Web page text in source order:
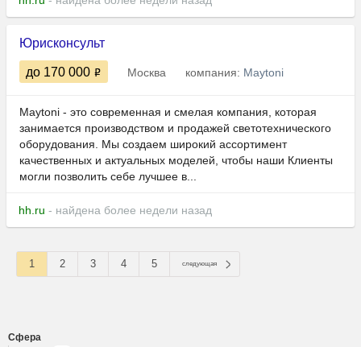
Юрисконсульт
до 170 000 Москва компания: Maytoni
Maytoni - это современная и смелая компания, которая
занимается производством и продажей светотехнического
оборудования. Мы создаем широкий ассортимент
качественных и актуальных моделей, чтобы наши Клиенты
могли позволить себе лучшее в...
hh.ru - найдена более недели назад
1 2 3 4 5 следующая
Сфера